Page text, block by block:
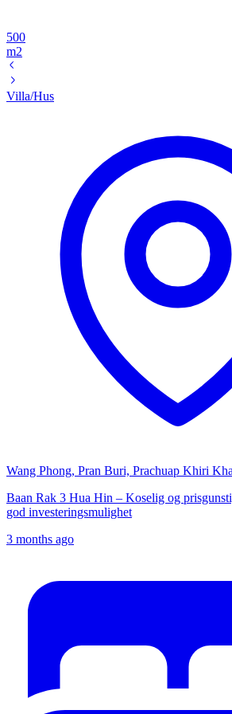
500
m2
Villa/Hus
Wang Phong, Pran Buri, Prachuap Khiri
Baan Rak 3 Hua Hin – Koselig og
god investeringsmulighet
3 months ago